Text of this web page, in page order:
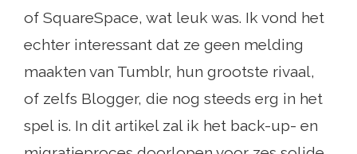
of SquareSpace, wat leuk was. Ik vond het
echter interessant dat ze geen melding
maakten van Tumblr, hun grootste rivaal,
of zelfs Blogger, die nog steeds erg in het
spel is. In dit artikel zal ik het back-up- en